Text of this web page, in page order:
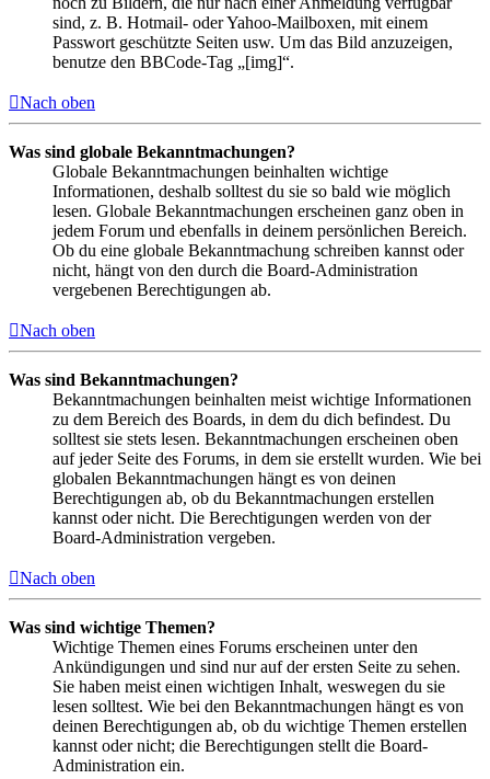
sind, z. B. Hotmail- oder Yahoo-Mailboxen, mit einem
Passwort geschützte Seiten usw. Um das Bild anzuzeigen,
benutze den BBCode-Tag „[img]“.
Nach oben
Was sind globale Bekanntmachungen?
Globale Bekanntmachungen beinhalten wichtige
Informationen, deshalb solltest du sie so bald wie möglich
lesen. Globale Bekanntmachungen erscheinen ganz oben in
jedem Forum und ebenfalls in deinem persönlichen Bereich.
Ob du eine globale Bekanntmachung schreiben kannst oder
nicht, hängt von den durch die Board-Administration
vergebenen Berechtigungen ab.
Nach oben
Was sind Bekanntmachungen?
Bekanntmachungen beinhalten meist wichtige Informationen
zu dem Bereich des Boards, in dem du dich befindest. Du
solltest sie stets lesen. Bekanntmachungen erscheinen oben
auf jeder Seite des Forums, in dem sie erstellt wurden. Wie bei
globalen Bekanntmachungen hängt es von deinen
Berechtigungen ab, ob du Bekanntmachungen erstellen
kannst oder nicht. Die Berechtigungen werden von der
Board-Administration vergeben.
Nach oben
Was sind wichtige Themen?
Wichtige Themen eines Forums erscheinen unter den
Ankündigungen und sind nur auf der ersten Seite zu sehen.
Sie haben meist einen wichtigen Inhalt, weswegen du sie
lesen solltest. Wie bei den Bekanntmachungen hängt es von
deinen Berechtigungen ab, ob du wichtige Themen erstellen
kannst oder nicht; die Berechtigungen stellt die Board-
Administration ein.